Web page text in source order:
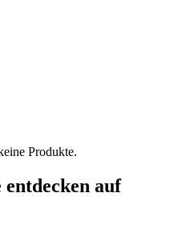
Produkte.
auf